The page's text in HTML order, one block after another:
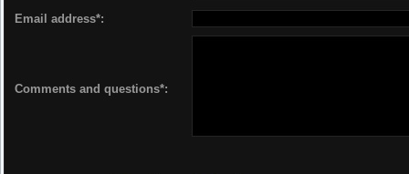
Email address*:
Comments and questions*: